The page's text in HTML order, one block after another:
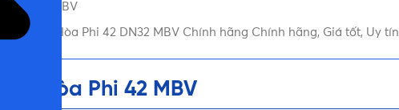
Phi 42 MBV
Minh Hòa Phi 42 DN32 MBV Chính hãng Chính hãng, Giá tốt, Uy tín
Hòa Phi 42 MBV